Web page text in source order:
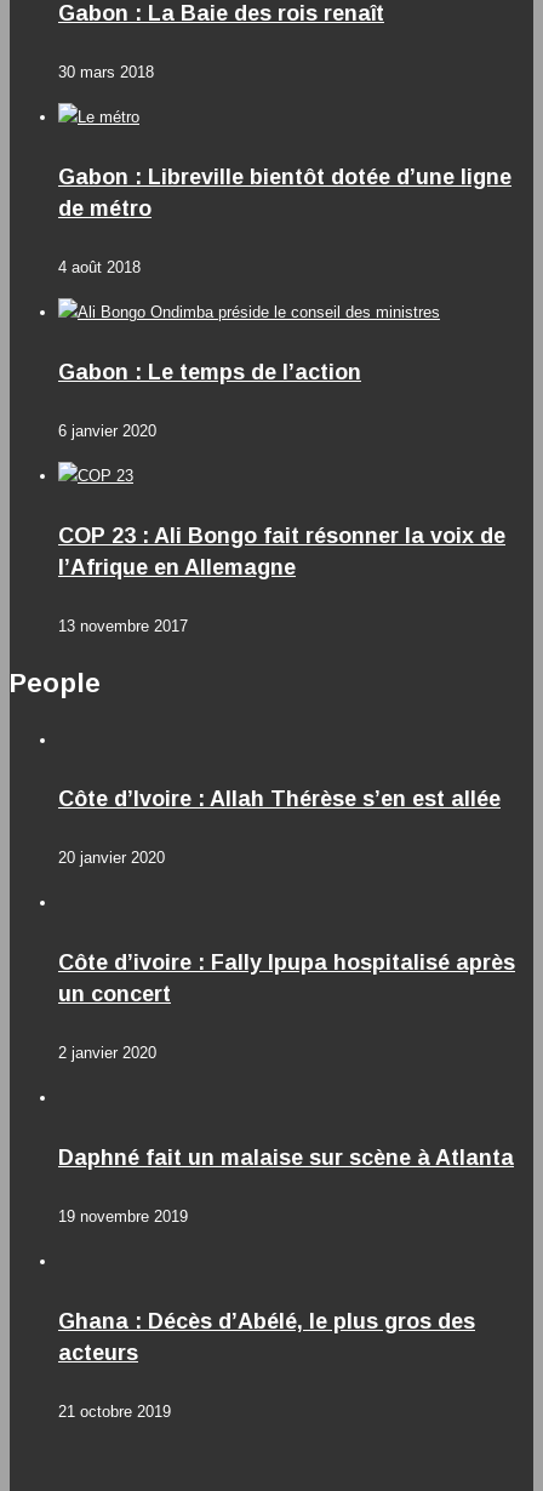
Gabon : La Baie des rois renaît
30 mars 2018
Gabon : Libreville bientôt dotée d’une ligne
de métro
4 août 2018
Gabon : Le temps de l’action
6 janvier 2020
COP 23 : Ali Bongo fait résonner la voix de
l’Afrique en Allemagne
13 novembre 2017
People
Côte d’Ivoire : Allah Thérèse s’en est allée
20 janvier 2020
Côte d’ivoire : Fally Ipupa hospitalisé après
un concert
2 janvier 2020
Daphné fait un malaise sur scène à Atlanta
19 novembre 2019
Ghana : Décès d’Abélé, le plus gros des
acteurs
21 octobre 2019